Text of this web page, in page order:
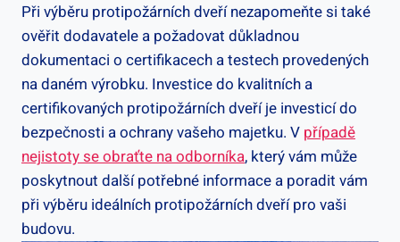
Při výběru protipožárních dveří nezapomeňte si také
ověřit dodavatele a požadovat důkladnou
dokumentaci o certifikacech a testech provedených
na daném výrobku. Investice do kvalitních a
certifikovaných protipožárních dveří je investicí do
bezpečnosti a ochrany vašeho majetku. V případě
nejistoty se obraťte na odborníka, který vám může
poskytnout další potřebné informace a poradit vám
při výběru ideálních protipožárních dveří pro vaši
budovu.